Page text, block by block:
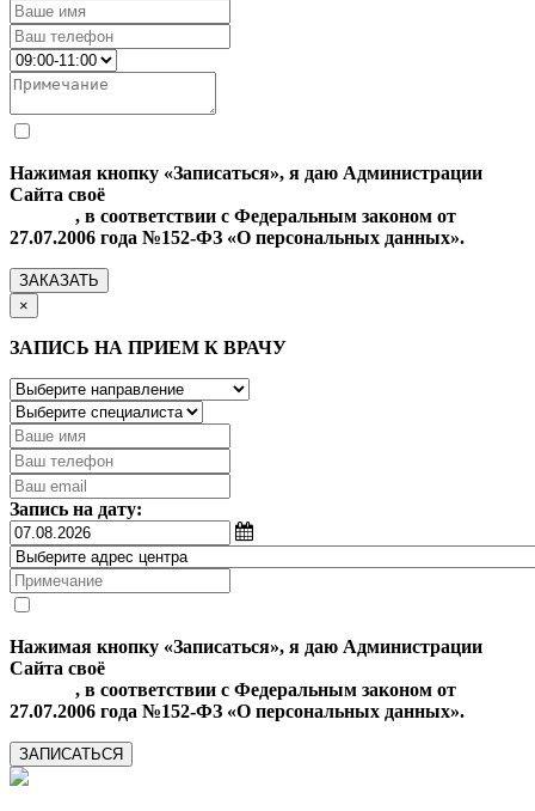
Нажимая кнопку «Записаться», я даю Администрации
Сайта своё
, в соответствии с Федеральным законом от
27.07.2006 года №152-ФЗ «О персональных данных».
ЗАКАЗАТЬ
×
ЗАПИСЬ НА ПРИЕМ К ВРАЧУ
Запись на дату:
Нажимая кнопку «Записаться», я даю Администрации
Сайта своё
, в соответствии с Федеральным законом от
27.07.2006 года №152-ФЗ «О персональных данных».
ЗАПИСАТЬСЯ